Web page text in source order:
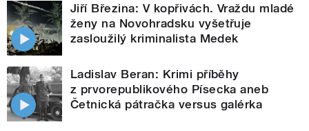
Jiří Březina: V kopřivách. Vraždu mladé
ženy na Novohradsku vyšetřuje
zasloužilý kriminalista Medek
Ladislav Beran: Krimi příběhy
z prvorepublikového Písecka aneb
Četnická pátračka versus galérka